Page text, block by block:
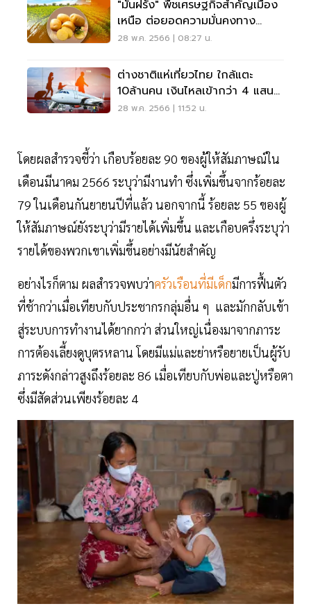
"มันฝรั่ง" พืชเศรษฐกิจสำคัญเมือง
เหนือ ต่อยอดความมั่นคงทาง
อาหาร
28 พ.ค. 2566 | 08:27 น.
ต่างชาติแห่เที่ยวไทย ใกล้แตะ
10ล้านคน เงินไหลเข้ากว่า 4 แสน
ล้านบาท
28 พ.ค. 2566 | 11:52 น.
โดยผลสำรวจชี้ว่า เกือบร้อยละ 90 ของผู้ให้สัมภาษณ์ใน
เดือนมีนาคม 2566 ระบุว่ามีงานทำ ซึ่งเพิ่มขึ้นจากร้อยละ
79 ในเดือนกันยายนปีที่แล้ว นอกจากนี้ ร้อยละ 55 ของผู้
ให้สัมภาษณ์ยังระบุว่ามีรายได้เพิ่มขึ้น และเกือบครึ่งระบุว่า
รายได้ของพวกเขาเพิ่มขึ้นอย่างมีนัยสำคัญ
อย่างไรก็ตาม ผลสำรวจพบว่าครัวเรือนที่มีเด็กมีการฟื้นตัว
ที่ช้ากว่าเมื่อเทียบกับประชากรกลุ่มอื่น ๆ และมักกลับเข้า
สู่ระบบการทำงานได้ยากกว่า ส่วนใหญ่เนื่องมาจากภาระ
การต้องเลี้ยงดูบุตรหลาน โดยมีแม่และย่าหรือยายเป็นผู้รับ
ภาระดังกล่าวสูงถึงร้อยละ 86 เมื่อเทียบกับพ่อและปู่หรือตา
ซึ่งมีสัดส่วนเพียงร้อยละ 4